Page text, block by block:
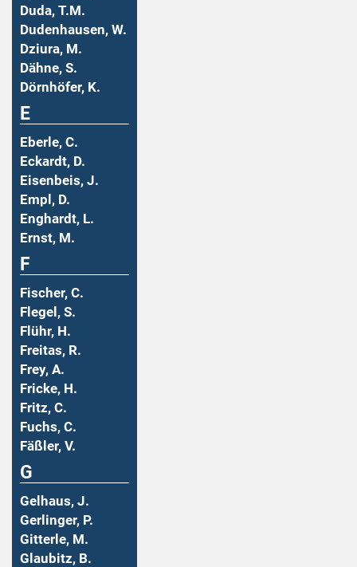
Duda, T.M.
Dudenhausen, W.
Dziura, M.
Dähne, S.
Dörnhöfer, K.
E
Eberle, C.
Eckardt, D.
Eisenbeis, J.
Empl, D.
Enghardt, L.
Ernst, M.
F
Fischer, C.
Flegel, S.
Flühr, H.
Freitas, R.
Frey, A.
Fricke, H.
Fritz, C.
Fuchs, C.
Fäßler, V.
G
Gelhaus, J.
Gerlinger, P.
Gitterle, M.
Glaubitz, B.